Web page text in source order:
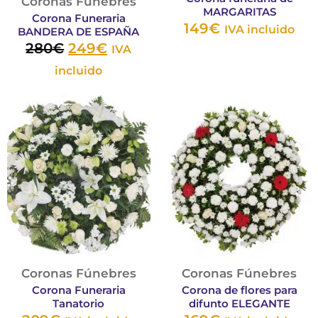
Corona Funeraria
BANDERA DE ESPAÑA
280€ 249€ IVA
incluido
en
la
página
de
MARGARITAS
149€ IVA incluidola
Coronas Fúnebres
Corona Funeraria
Tanatorio
producto
tiene
múltiples
variantes.
Las
opciones
elegir
Coronas Fúnebres
Corona de flores para
difunto ELEGANTE
Las